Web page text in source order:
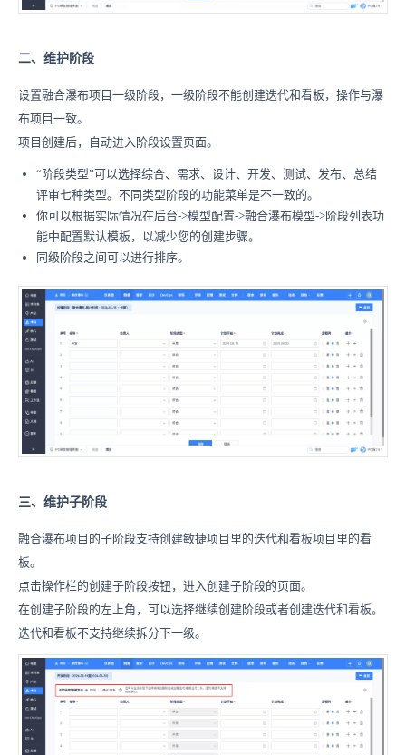
二、维护阶段
设置融合瀑布项目一级阶段，一级阶段不能创建迭代和看板，操作与瀑
布项目一致。
项目创建后，自动进入阶段设置页面。
“阶段类型”可以选择综合、需求、设计、开发、测试、发布、总结
评审七种类型。不同类型阶段的功能菜单是不一致的。
你可以根据实际情况在后台->模型配置->融合瀑布模型->阶段列表功
能中配置默认模板，以减少您的创建步骤。
同级阶段之间可以进行排序。
三、维护子阶段
融合瀑布项目的子阶段支持创建敏捷项目里的迭代和看板项目里的看
板。
点击操作栏的创建子阶段按钮，进入创建子阶段的页面。
在创建子阶段的左上角，可以选择继续创建阶段或者创建迭代和看板。
迭代和看板不支持继续拆分下一级。